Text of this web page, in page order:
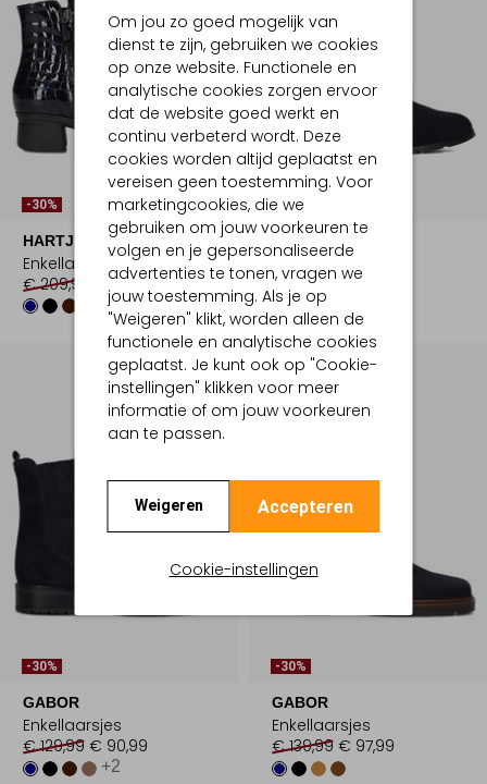
Om jou zo goed mogelijk van
dienst te zijn, gebruiken we cookies
op onze website. Functionele en
analytische cookies zorgen ervoor
dat de website goed werkt en
continu verbeterd wordt. Deze
cookies worden altijd geplaatst en
vereisen geen toestemming. Voor
marketingcookies, die we
gebruiken om jouw voorkeuren te
volgen en je gepersonaliseerde
advertenties te tonen, vragen we
jouw toestemming. Als je op
"Weigeren" klikt, worden alleen de
functionele en analytische cookies
geplaatst. Je kunt ook op "Cookie-
instellingen" klikken voor meer
informatie of om jouw voorkeuren
aan te passen.
Weigeren Accepteren
Cookie-instellingen
-30%
HARTJES
Enkellaarsjes
€ 209,99
€ 146,99
-30%
HASSIA
Enkellaarsjes
€ 199,99 € 139,99
-30%
GABOR
Enkellaarsjes
€ 129,99 € 90,99
+2
-30%
GABOR
Enkellaarsjes
€ 139,99 € 97,99